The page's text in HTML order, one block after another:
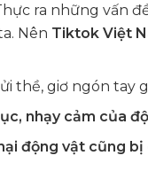
ra những vấn
Nên Tiktok Việt
thề, giơ ngón tay
nhạy cảm của
động vật cũng bị